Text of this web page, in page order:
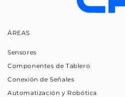
ÁREAS
Sensores
Componentes de Tablero
Conexión de Señales
Automatización y Robótica